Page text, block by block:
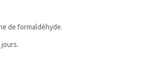
de formaldéhyde.